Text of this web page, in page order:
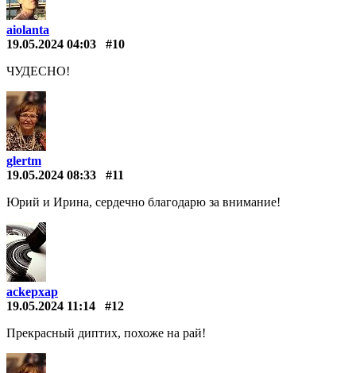
aiolanta
19.05.2024 04:03
#10
ЧУДЕСНО!
glertm
19.05.2024 08:33
#11
Юрий и Ирина, сердечно благодарю за внимание!
ackepxap
19.05.2024 11:14
#12
Прекрасный диптих, похоже на рай!